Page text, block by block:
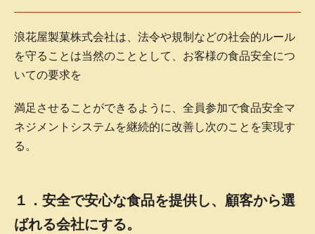
浪花屋製菓株式会社は、法令や規制などの社会的ルール
を守ることは当然のこととして、お客様の食品安全につ
いての要求を
満足させることができるように、全員参加で食品安全マ
ネジメントシステムを継続的に改善し次のことを実現す
る。
１．安全で安心な食品を提供し、顧客から選
ばれる会社にする。